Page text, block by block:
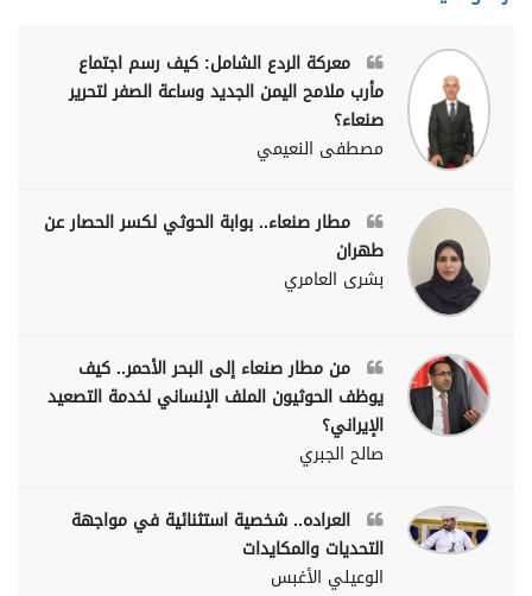
معركة الردع الشامل: كيف رسم اجتماع
مأرب ملامح اليمن الجديد وساعة الصفر لتحرير
صنعاء؟
مصطفى النعيمي
مطار صنعاء.. بوابة الحوثي لكسر الحصار عن
طهران
بشرى العامري
من مطار صنعاء إلى البحر الأحمر.. كيف
يوظف الحوثيون الملف الإنساني لخدمة التصعيد
الإيراني؟
صالح الجبري
العراده.. شخصية استثنائية في مواجهة
التحديات والمكايدات
الوعيلي الأغبس